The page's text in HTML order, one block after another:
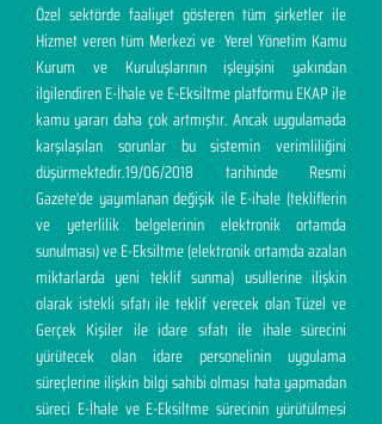
Özel sektörde faaliyet gösteren tüm şirketler ile
Hizmet veren tüm Merkezi ve Yerel Yönetim Kamu
Kurum ve Kuruluşlarının işleyişini yakından
ilgilendiren E-İhale ve E-Eksiltme platformu EKAP ile
kamu yararı daha çok artmıştır. Ancak uygulamada
karşılaşılan sorunlar bu sistemin verimliliğini
düşürmektedir.19/06/2018 tarihinde Resmi
Gazete'de yayımlanan değişik ile E-ihale (tekliflerin
ve yeterlilik belgelerinin elektronik ortamda
sunulması) ve E-Eksiltme (elektronik ortamda azalan
miktarlarda yeni teklif sunma) usullerine ilişkin
olarak istekli sıfatı ile teklif verecek olan Tüzel ve
Gerçek Kişiler ile idare sıfatı ile ihale sürecini
yürütecek olan idare personelinin uygulama
süreçlerine ilişkin bilgi sahibi olması hata yapmadan
süreci E-İhale ve E-Eksiltme sürecinin yürütülmesi